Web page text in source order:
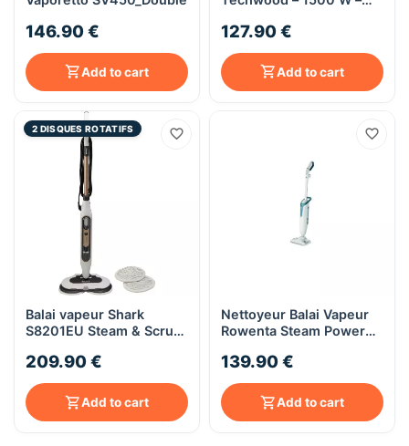
146.90 €
Add to cart
vitesses – LED &
127.90 €
Add to cart
2 DISQUES ROTATIFS
Balai vapeur Shark
S8201EU Steam & Scrub
Blaster – 1120 W –
réservoir 0,35 L
209.90 €
Add to cart
Nettoyeur Balai Vapeur
Rowenta Steam Power
139.90 €
Add to cart